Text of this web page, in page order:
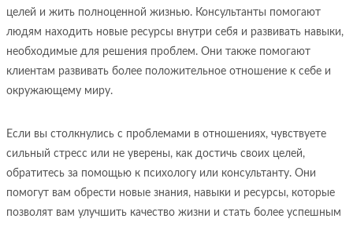
целей и жить полноценной жизнью. Консультанты помогают
людям находить новые ресурсы внутри себя и развивать навыки,
необходимые для решения проблем. Они также помогают
клиентам развивать более положительное отношение к себе и
окружающему миру.
Если вы столкнулись с проблемами в отношениях, чувствуете
сильный стресс или не уверены, как достичь своих целей,
обратитесь за помощью к психологу или консультанту. Они
помогут вам обрести новые знания, навыки и ресурсы, которые
позволят вам улучшить качество жизни и стать более успешным